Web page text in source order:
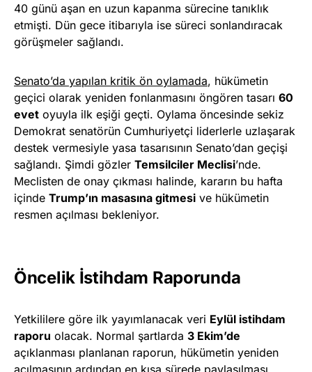
40 günü aşan en uzun kapanma sürecine tanıklık
etmişti. Dün gece itibarıyla ise süreci sonlandıracak
görüşmeler sağlandı.
Senato’da yapılan kritik ön oylamada, hükümetin
geçici olarak yeniden fonlanmasını öngören tasarı 60
evet oyuyla ilk eşiği geçti. Oylama öncesinde sekiz
Demokrat senatörün Cumhuriyetçi liderlerle uzlaşarak
destek vermesiyle yasa tasarısının Senato’dan geçişi
sağlandı. Şimdi gözler Temsilciler Meclisi’nde.
Meclisten de onay çıkması halinde, kararın bu hafta
içinde Trump’ın masasına gitmesi ve hükümetin
resmen açılması bekleniyor.
Öncelik İstihdam Raporunda
Yetkililere göre ilk yayımlanacak veri Eylül istihdam
raporu olacak. Normal şartlarda 3 Ekim’de
açıklanması planlanan raporun, hükümetin yeniden